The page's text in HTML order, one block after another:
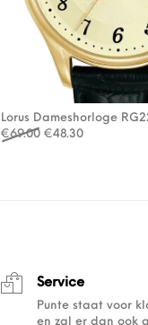
Lorus Dameshorloge
€69.00 Oorspronkelijke
€48.30Huidige
Service
Punte staat voor
en zal er dan ook